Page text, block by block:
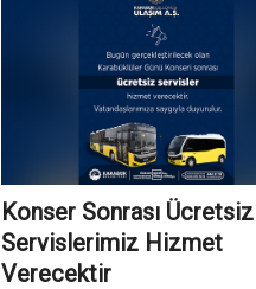
Konser Sonrası Ücretsiz
Servislerimiz Hizmet
Verecektir